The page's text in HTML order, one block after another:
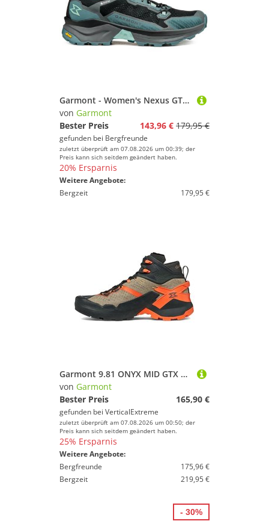
Garmont - Women's Nexus GTX - Wanderschuhe Gr 39 türkis
von Garmont
Bester Preis
143,96 € 179,95 €
gefunden bei Bergfreunde
zuletzt überprüft am 07.08.2026 um 00:39; der
Preis kann sich seitdem geändert haben.
20% Ersparnis
Weitere Angebote:
Bergzeit
179,95 €
Garmont 9.81 ONYX MID GTX Herren - Zustiegsschuh
von Garmont
Bester Preis
165,90 €
gefunden bei VerticalExtreme
zuletzt überprüft am 07.08.2026 um 00:50; der
Preis kann sich seitdem geändert haben.
25% Ersparnis
Weitere Angebote:
Bergfreunde
175,96 €
Bergzeit
219,95 €
- 30%